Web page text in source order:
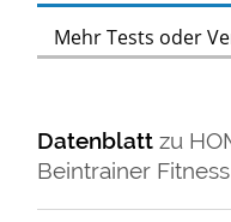
Mehr Tests oder
Datenblattzu
Beintrainer